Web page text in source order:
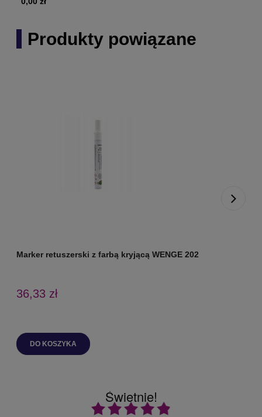
Produkty powiązane
Marker retuszerski z farbą kryjącą WENGE 202
36,33 zł
DO KOSZYKA
Świetnie!
Ocena średnia 4.9 na 5